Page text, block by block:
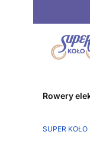
Rowery
SUPER KOŁO